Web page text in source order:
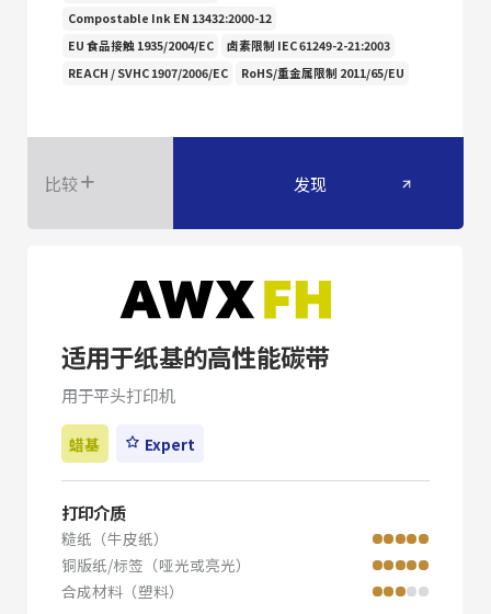
Compostable Ink EN 13432:2000-12
EU 食品接触 1935/2004/EC
卤素限制 IEC 61249-2-21:2003
REACH / SVHC 1907/2006/EC
RoHS/重金属限制 2011/65/EU
比较 发现
适用于纸基的高性能碳带
用于平头打印机
蜡基 Expert
打印介质
糙纸（牛皮纸）
铜版纸/标签（哑光或亮光）
合成材料（塑料）